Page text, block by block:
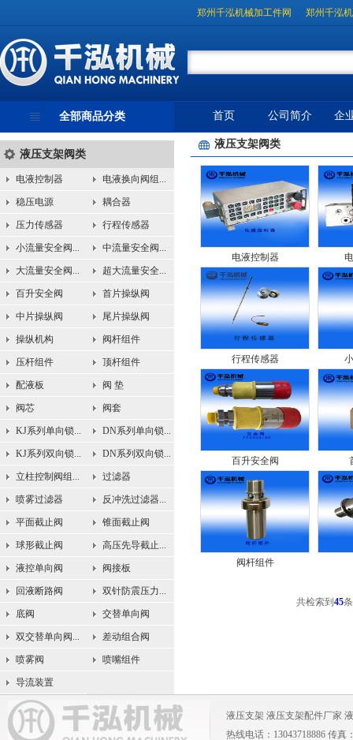
郑州千泓机械加工件网 郑州千泓
全部商品分类
液压支架阀类
电液控制器 电液换向阀组...
稳压电源 耦合器
压力传感器 行程传感器
小流量安全阀... 中流量安全阀...
大流量安全阀... 超大流量安全...
百升安全阀 首片操纵阀
中片操纵阀 尾片操纵阀
操纵机构 阀杆组件
压杆组件 顶杆组件
配液板 阀 垫
阀芯 阀套
KJ系列单向锁... DN系列单向锁...
KJ系列双向锁... DN系列双向锁...
立柱控制阀组... 过滤器
喷雾过滤器 反冲洗过滤器...
平面截止阀 锥面截止阀
球形截止阀 高压先导截止...
液控单向阀 阀接板
回液断路阀 双针防震压力...
底阀 交替单向阀
双交替单向阀... 差动组合阀
喷雾阀 喷嘴组件
导流装置
首页 公司简介 企
液压支架阀类
电液控制器
行程传感器
百升安全阀
阀杆组件
共检索到 45
液压支架 液压支架配件厂家
热线电话：13043718886 传真